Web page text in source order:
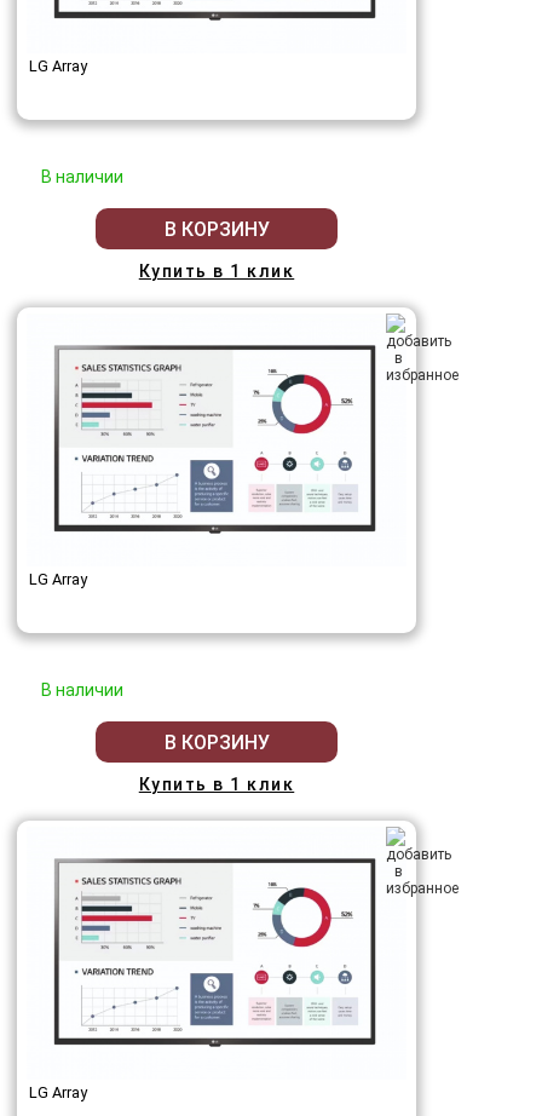
LG Array
В наличии
В КОРЗИНУ
Купить в 1 клик
LG Array
В наличии
В КОРЗИНУ
Купить в 1 клик
LG Array